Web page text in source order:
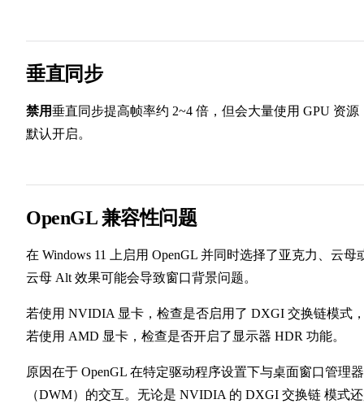
垂直同步
禁用垂直同步提高帧率约 2~4 倍，但会大量使用 GPU 资源
默认开启。
OpenGL 兼容性问题
在 Windows 11 上启用 OpenGL 并同时选择了亚克力、云母
云母 Alt 效果可能会导致窗口背景问题。
若使用 NVIDIA 显卡，检查是否启用了 DXGI 交换链模式
若使用 AMD 显卡，检查是否开启了显示器 HDR 功能。
原因在于 OpenGL 在特定驱动程序设置下与桌面窗口管理器
（DWM）的交互。无论是 NVIDIA 的 DXGI 交换链 模式